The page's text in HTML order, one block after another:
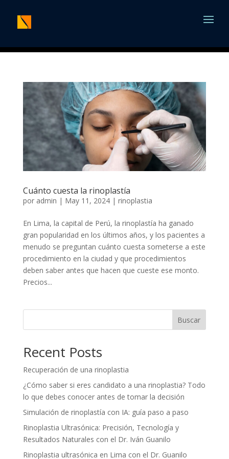
Cuánto cuesta la rinoplastía
por admin | May 11, 2024| rinoplastia
En Lima, la capital de Perú, la rinoplastía ha ganado
gran popularidad en los últimos años, y los pacientes a
menudo se preguntan cuánto cuesta someterse a este
procedimiento en la ciudad y que procedimientos
deben saber antes que hacen que cueste ese monto.
Precios...
Buscar
Recent Posts
Recuperación de una rinoplastia
¿Cómo saber si eres candidato a una rinoplastia? Todo
lo que debes conocer antes de tomar la decisión
Simulación de rinoplastía con IA: guía paso a paso
Rinoplastia Ultrasónica: Precisión, Tecnología y
Resultados Naturales con el Dr. Iván Guanilo
Rinoplastia ultrasónica en Lima con el Dr. Guanilo